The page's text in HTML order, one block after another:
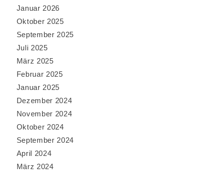
Januar 2026
Oktober 2025
September 2025
Juli 2025
März 2025
Februar 2025
Januar 2025
Dezember 2024
November 2024
Oktober 2024
September 2024
April 2024
März 2024